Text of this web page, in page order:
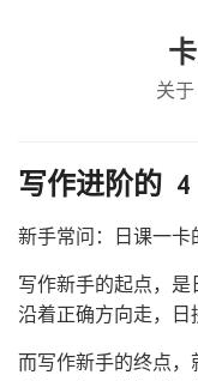
关于
写作进阶的
新手常问：日课一卡
写作新手的起点，是
沿着正确方向走，日
而写作新手的终点，